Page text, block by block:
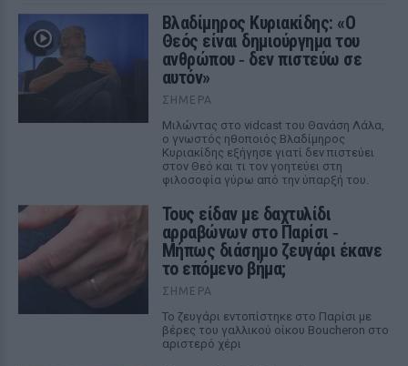
Βλαδίμηρος Κυριακίδης: «Ο
Θεός είναι δημιούργημα του
ανθρώπου ‑ δεν πιστεύω σε
αυτόν»
ΣΉΜΕΡΑ
Μιλώντας στο vidcast του Θανάση Λάλα,
ο γνωστός ηθοποιός Βλαδίμηρος
Κυριακίδης εξήγησε γιατί δεν πιστεύει
στον Θεό και τι τον γοητεύει στη
φιλοσοφία γύρω από την ύπαρξή του.
Τους είδαν με δαχτυλίδι
αρραβώνων στο Παρίσι ‑
Μήπως διάσημο ζευγάρι έκανε
το επόμενο βήμα;
ΣΉΜΕΡΑ
Το ζευγάρι εντοπίστηκε στο Παρίσι με
βέρες του γαλλικού οίκου Boucheron στο
αριστερό χέρι